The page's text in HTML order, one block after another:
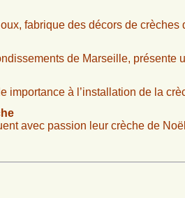
fabrique des décors de crèches
de Marseille, présente
importance à l’installation de la
avec passion leur crèche de